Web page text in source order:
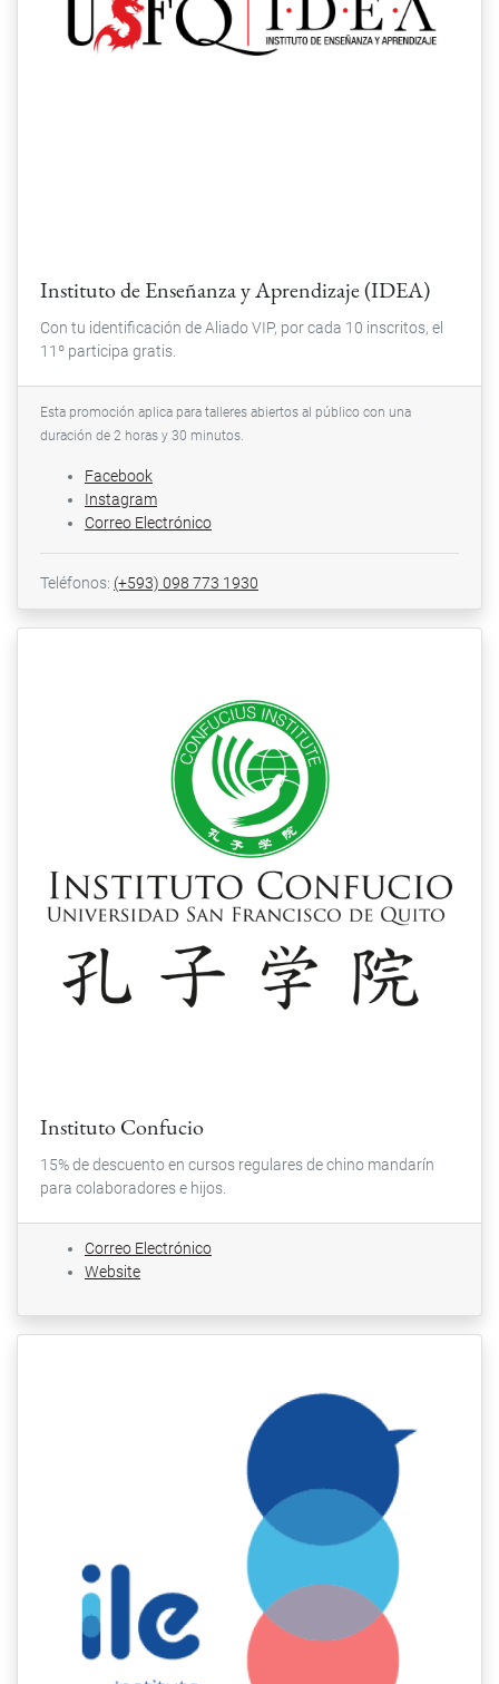
Instituto de Enseñanza y Aprendizaje (IDEA)
Con tu identificación de Aliado VIP, por cada 10 inscritos, el
11º participa gratis.
Esta promoción aplica para talleres abiertos al público con una
duración de 2 horas y 30 minutos.
Facebook
Instagram
Correo Electrónico
Teléfonos: (+593) 098 773 1930
Instituto Confucio
15% de descuento en cursos regulares de chino mandarín
para colaboradores e hijos.
Correo Electrónico
Website